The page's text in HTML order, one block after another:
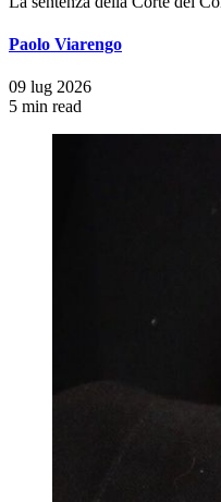
Paolo Viarengo
09 lug 2026
5 min read